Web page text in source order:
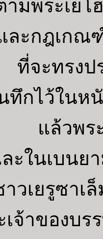
ามพระเ
ละกฎเกณ
จะทรงป
กไว้ในห
พระอง
ละในเบน
เยรูซาเ
เจ้าของบ